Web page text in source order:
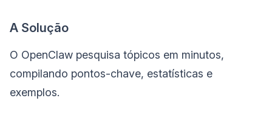
A Solução
O OpenClaw pesquisa tópicos em minutos,
compilando pontos-chave, estatísticas e
exemplos.